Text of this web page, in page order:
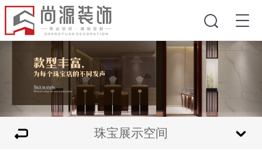
珠宝展示空间